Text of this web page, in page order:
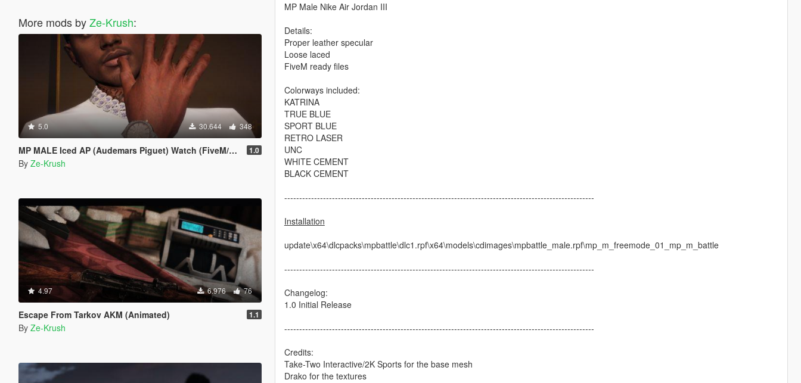
More mods byZe-Krush:
5.0 30.644 348
MP MALE Iced AP (Audemars Piguet) Watch (FiveM/SP) 1.0
By Ze-Krush
4.97 6.976 76
Escape From Tarkov AKM (Animated) 1.1
By Ze-Krush
MP Male Nike Air Jordan III
Details:
Proper leather specular
Loose laced
FiveM ready files
Colorways included:
KATRINA
TRUE BLUE
SPORT BLUE
RETRO LASER
UNC
WHITE CEMENT
BLACK CEMENT
--------------------------------------------------------------------------------------------------------
Installation
update\x64\dlcpacks\mpbattle\dlc1.rpf\x64\models\cdimages\mpbattle_male.rpf\mp_m_freemode_01_mp_m_battle
--------------------------------------------------------------------------------------------------------
Changelog:
1.0 Initial Release
--------------------------------------------------------------------------------------------------------
Credits:
Take-Two Interactive/2K Sports for the base mesh
Drako for the textures